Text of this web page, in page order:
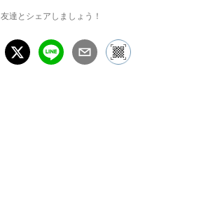
友達とシェアしましょう！